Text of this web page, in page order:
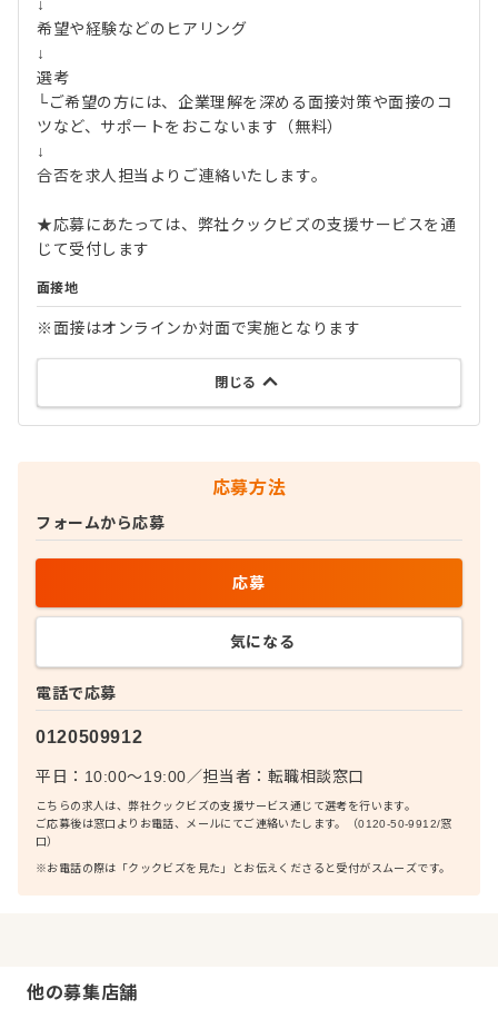
↓
希望や経験などのヒアリング
↓
選考
└ご希望の方には、企業理解を深める面接対策や面接のコ
ツなど、サポートをおこないます（無料）
↓
合否を求人担当よりご連絡いたします。
★応募にあたっては、弊社クックビズの支援サービスを通
じて受付します
面接地
※面接はオンラインか対面で実施となります
閉じる
応募方法
電話で応募
0120509912
平日：10:00〜19:00／担当者： 転職相談窓口
こちらの求人は、弊社クックビズの支援サービス通じて選考を行います。
ご応募後は窓口よりお電話、メールにてご連絡いたします。（0120-50-9912/窓
口）
※お電話の際は「クックビズを見た」とお伝えくださると受付がスムーズです。
フォームから応募
応募
気になる
他の募集店舗